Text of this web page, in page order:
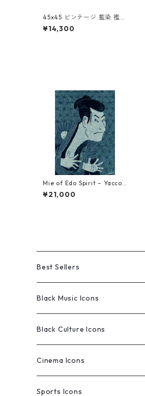
45x45 ビンテージ 藍染 襤褸
アップサイクル パッチワー
ク クッションカバー ボロ 襤
¥14,300
Mie of Edo Spirit – Yacco
Edo-bei – Textile Art Repr
oduction (NFT Certified |
¥21,000
Best Sellers
Black Music Icons
Original Works
Limited Edition Prints
Black Culture Icons
Original Works
Limited Edition Prints
Cinema Icons
Original Works
Sports Icons